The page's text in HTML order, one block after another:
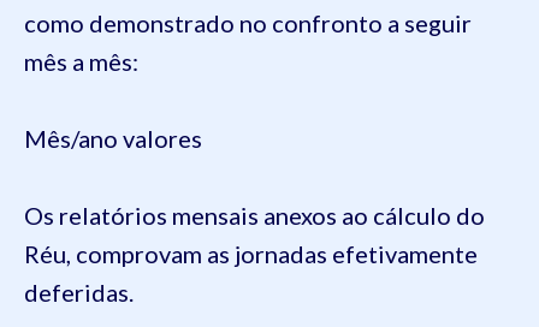
como demonstrado no confronto a seguir
mês a mês:
Mês/ano valores
Os relatórios mensais anexos ao cálculo do
Réu, comprovam as jornadas efetivamente
deferidas.